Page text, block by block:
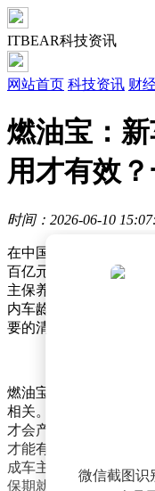
ITBEAR科技资讯
网站首页 科技资讯 财
燃油宝：
用才有效
时间：2026-06-10
在中国汽车后市场，燃
百亿元的细分领域，几
主保养清单上的"常客"
内车龄的"准新车"占比
要的清洁服务买单。
燃油宝的本质是燃油
相关。发动机积碳的
才会产生显著沉积。此
才能有效溶解喷油嘴
成车主对添加剂的使
保期就开始使用该类产
微信截图识